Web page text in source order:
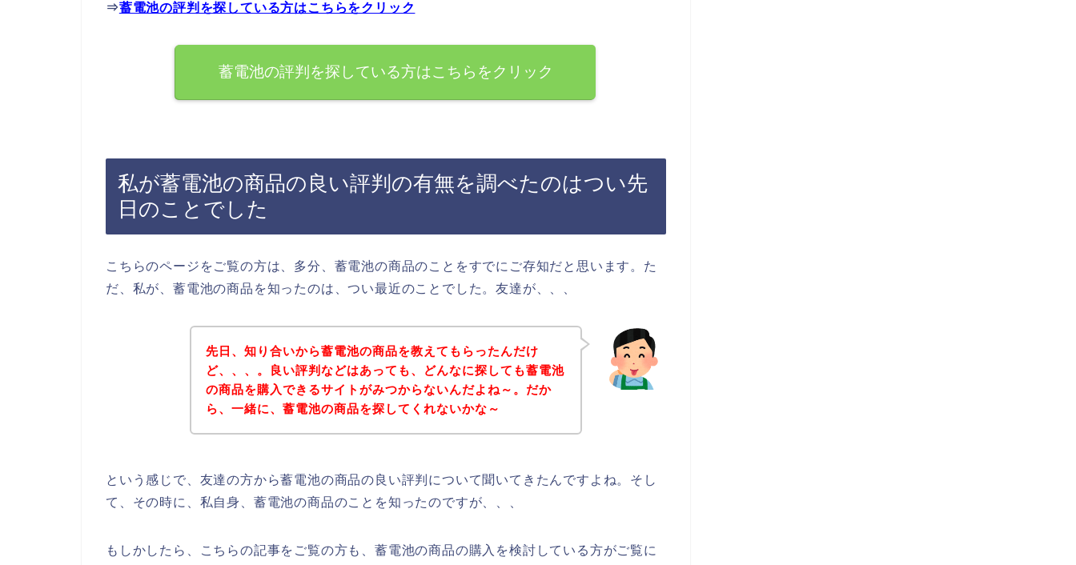
⇒蓄電池の評判を探している方はこちらをクリック
蓄電池の評判を探している方はこちらをクリック
私が蓄電池の商品の良い評判の有無を調べたのはつい先
日のことでした
こちらのページをご覧の方は、多分、蓄電池の商品のことをすでにご存知だと思います。た
だ、私が、蓄電池の商品を知ったのは、つい最近のことでした。友達が、、、
先日、知り合いから蓄電池の商品を教えてもらったんだけ
ど、、、。良い評判などはあっても、どんなに探しても蓄電池
の商品を購入できるサイトがみつからないんだよね～。だか
ら、一緒に、蓄電池の商品を探してくれないかな～
という感じで、友達の方から蓄電池の商品の良い評判について聞いてきたんですよね。そし
て、その時に、私自身、蓄電池の商品のことを知ったのですが、、、
もしかしたら、こちらの記事をご覧の方も、蓄電池の商品の購入を検討している方がご覧に